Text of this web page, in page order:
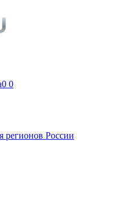
0 0
регионов России